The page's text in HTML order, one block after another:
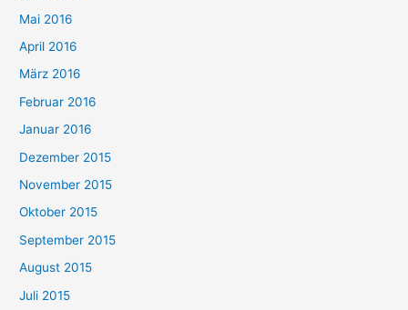
Mai 2016
April 2016
März 2016
Februar 2016
Januar 2016
Dezember 2015
November 2015
Oktober 2015
September 2015
August 2015
Juli 2015